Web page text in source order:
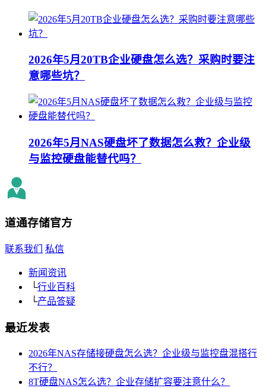
2026年5月20TB企业硬盘怎么选？采购时要注
意哪些坑？
2026年5月NAS硬盘坏了数据怎么救？企业级
与监控硬盘能替代吗？
道通存储官方
联系我们 私信
新闻资讯
└行业百科
└产品答疑
最近发表
2026年NAS存储接硬盘怎么选？企业级与监控盘混搭行
不行？
8T硬盘NAS怎么选？企业存储扩容要注意什么？